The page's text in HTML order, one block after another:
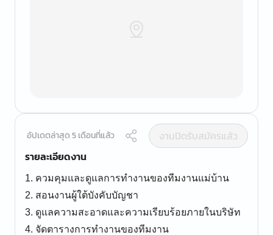
อัปเดตล่าสุด 5 เดือนที่แล้ว
งานปิดรับสมัครแล้ว
รายละเอียดงาน
1. ควมคุมและดูแลการทำงานของทีมงานแม่บ้าน
2. สอนงานผู้ใต้บังคับบัญชา
3. ดูแลความสะอาดและความเรียบร้อยภายในบริษัท
4. จัดตารางการทำงานของทีมงาน